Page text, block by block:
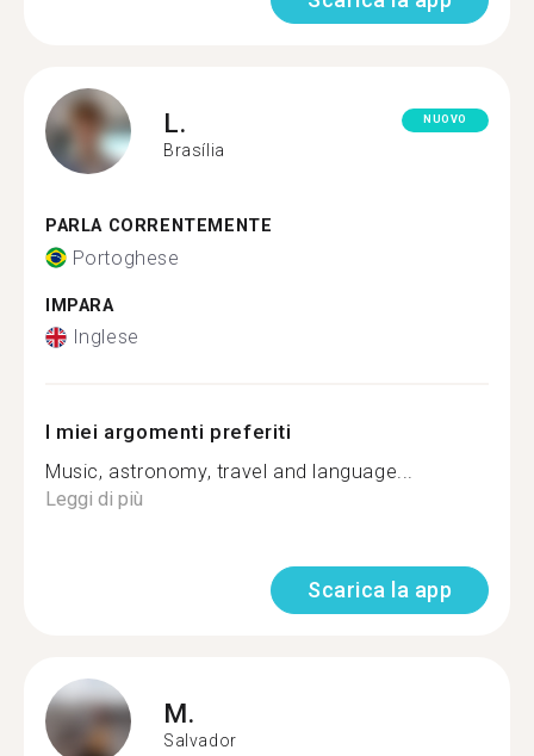
L.
Brasília
NUOVO
PARLA CORRENTEMENTE
Portoghese
IMPARA
Inglese
I miei argomenti preferiti
Music, astronomy, travel and language...
Leggi di più
Scarica la app
M.
Salvador